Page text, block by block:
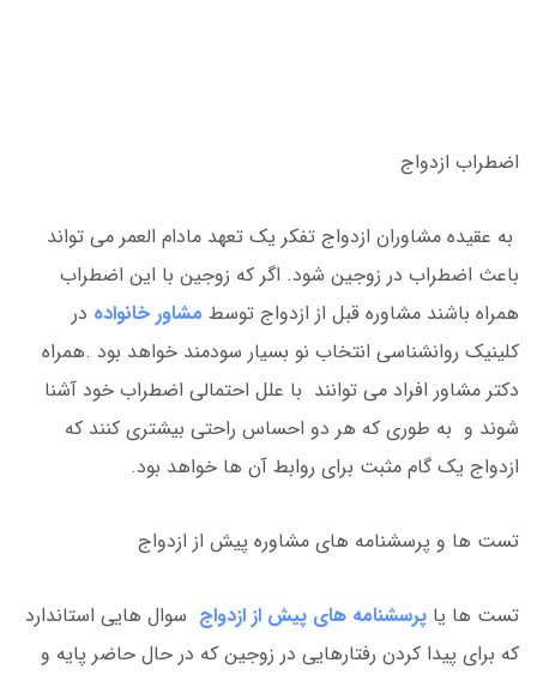
اضطراب ازدواج
به عقیده مشاوران ازدواج تفکر یک تعهد مادام العمر می تواند
باعث اضطراب در زوجین شود. اگر که زوجین با این اضطراب
همراه باشند مشاوره قبل از ازدواج توسط مشاور خانواده در
کلینیک روانشناسی انتخاب نو بسیار سودمند خواهد بود .همراه
دکتر مشاور افراد می توانند با علل احتمالی اضطراب خود آشنا
شوند و به طوری که هر دو احساس راحتی بیشتری کنند که
ازدواج یک گام مثبت برای روابط آن ها خواهد بود.
تست ها و پرسشنامه های مشاوره پیش از ازدواج
تست ها یا پرسشنامه های پیش از ازدواج سوال هایی استاندارد
که برای پیدا کردن رفتارهایی در زوجین که در حال حاضر پایه و